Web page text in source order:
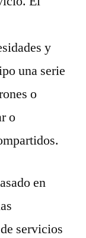
y
una serie
o
o
en
servicios